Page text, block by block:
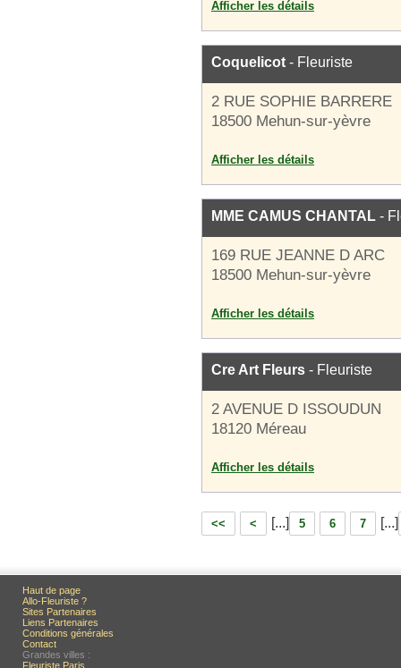
Afficher les détails
Coquelicot - Fleuriste
2 RUE SOPHIE BARRERE
18500 Mehun-sur-yèvre
Afficher les détails
MME CAMUS CHANTAL -
169 RUE JEANNE D ARC
18500 Mehun-sur-yèvre
Afficher les détails
Cre Art Fleurs - Fleuriste
2 AVENUE D ISSOUDUN
18120 Méreau
Afficher les détails
<< < [...] 5 6 7 [...]
Haut de page
Allo-Fleuriste ?
Sites Partenaires
Liens Partenaires
Conditions générales
Contact
Grandes villes :
Fleuriste Paris